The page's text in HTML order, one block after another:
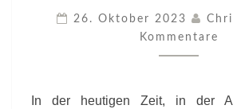
LOOK
MIT
26. Oktober 2023
Kommentare
In der heutigen Zeit, in der